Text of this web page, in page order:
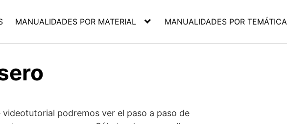
MANUALIDADES POR MATERIAL MANUALIDADES POR TEMÁTICA
podremos ver el paso a paso de